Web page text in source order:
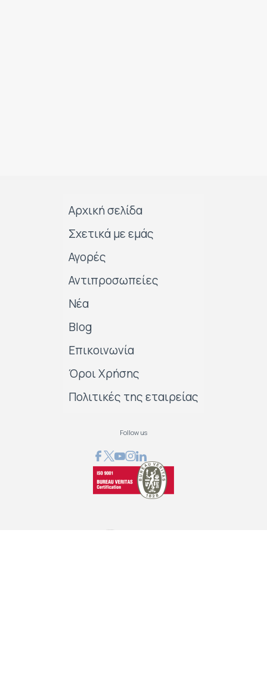
Αρχική σελίδα
Σχετικά με εμάς
Αγορές
Αντιπροσωπείες
Νέα
Blog
Επικοινωνία
Όροι Χρήσης
Πολιτικές της εταιρείας
Follow us